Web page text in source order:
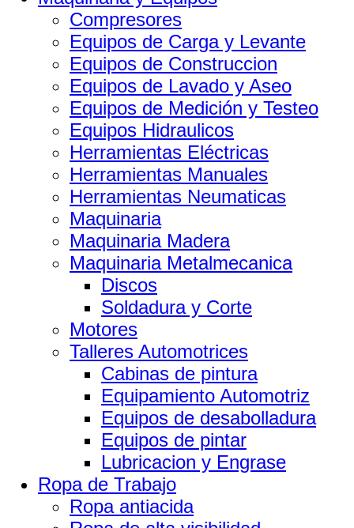
Compresores
Equipos de Carga y Levante
Equipos de Construccion
Equipos de Lavado y Aseo
Equipos de Medición y Testeo
Equipos Hidraulicos
Herramientas Eléctricas
Herramientas Manuales
Herramientas Neumaticas
Maquinaria
Maquinaria Madera
Maquinaria Metalmecanica
Discos
Soldadura y Corte
Motores
Talleres Automotrices
Cabinas de pintura
Equipamiento Automotriz
Equipos de desabolladura
Equipos de pintar
Lubricacion y Engrase
Ropa de Trabajo
Ropa antiacida